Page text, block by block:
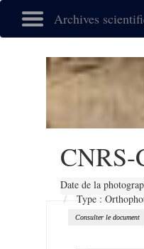
Archives
CNRS-
Date de la
Type :
Consulter le document